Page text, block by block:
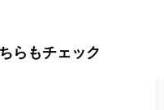
らもチェック